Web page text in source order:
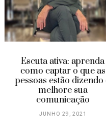
Aprenda como
aumentar suas
pelo Instagram
JUNHO 28, 2021